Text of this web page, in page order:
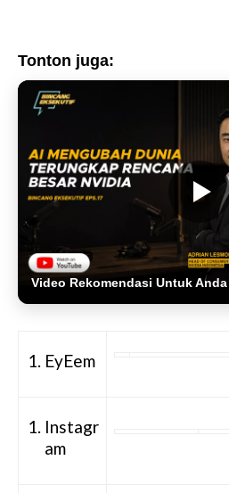
Tonton juga:
Video Rekomendasi Untuk Anda
EyEem
Instagr
am